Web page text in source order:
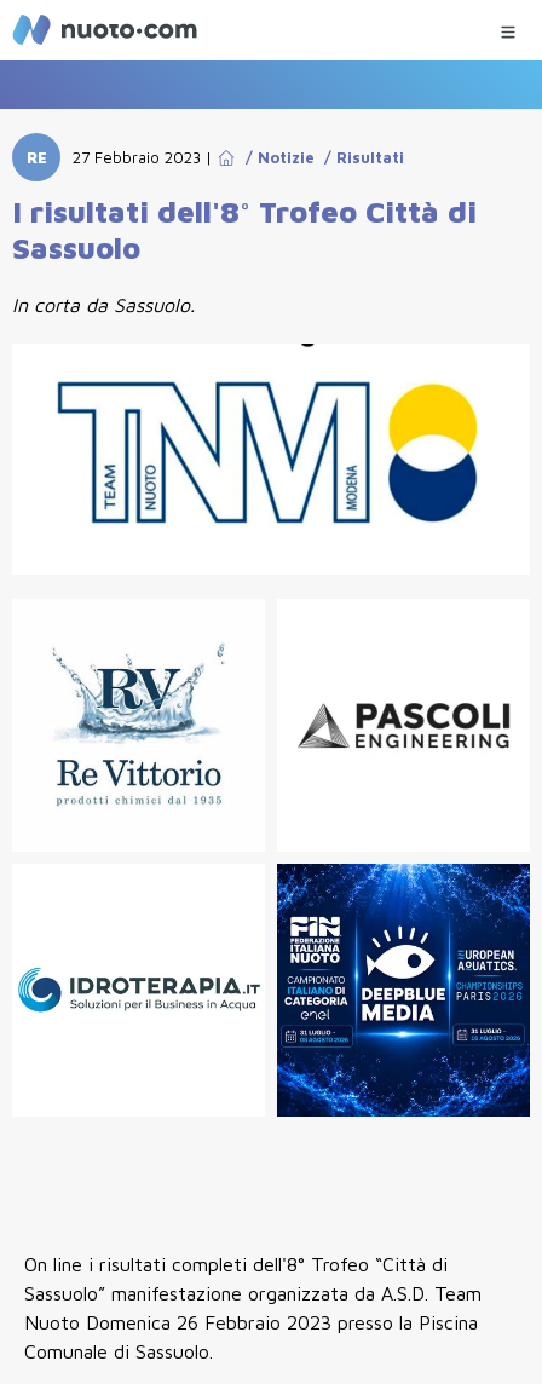
RE 27 Febbraio 2023 | / Notizie / Risultati
I risultati dell'8° Trofeo Città di
Sassuolo
In corta da Sassuolo.
On line i risultati completi dell'8° Trofeo “Città di
Sassuolo” manifestazione organizzata da A.S.D. Team
Nuoto Domenica 26 Febbraio 2023 presso la Piscina
Comunale di Sassuolo.